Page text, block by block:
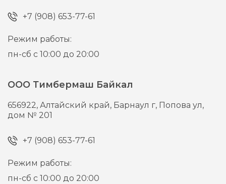
+7 (908) 653-77-61
Режим работы:
пн-сб с 10:00 до 20:00
ООО Тимбермаш Байкал
656922,Алтайский край, Барнаул г, Попова ул,
дом № 201
+7 (908) 653-77-61
Режим работы:
пн-сб с 10:00 до 20:00